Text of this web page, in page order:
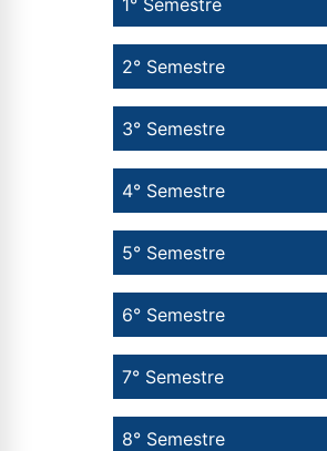
8° Semestre
7° Semestre
6° Semestre
5° Semestre
4° Semestre
3° Semestre
2° Semestre